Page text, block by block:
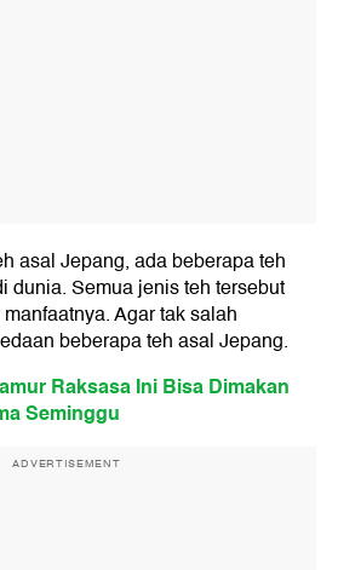
asal Jepang, ada beberapa teh
dunia. Semua jenis teh tersebut
Agar tak salah
beberapa teh asal Jepang.
Raksasa Ini Bisa Dimakan
Seminggu
ADVERTISEMENT